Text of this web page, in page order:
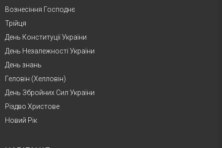
Вознесіння Господнє
Трійця
День Конституції України
День Незалежності України
День знань
Геловін (Хелловін)
День Збройних Сил України
Різдво Христове
Новий Рік